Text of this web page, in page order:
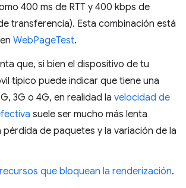
400 ms de RTT y 400 kbps de
transferencia). Esta combinación está
WebPageTest.
que, si bien el dispositivo de tu
típico puede indicar que tiene una
3G o 4G, en realidad la velocidad de
suele ser mucho más lenta
pérdida de paquetes y la variación de la
que bloquean la renderización.